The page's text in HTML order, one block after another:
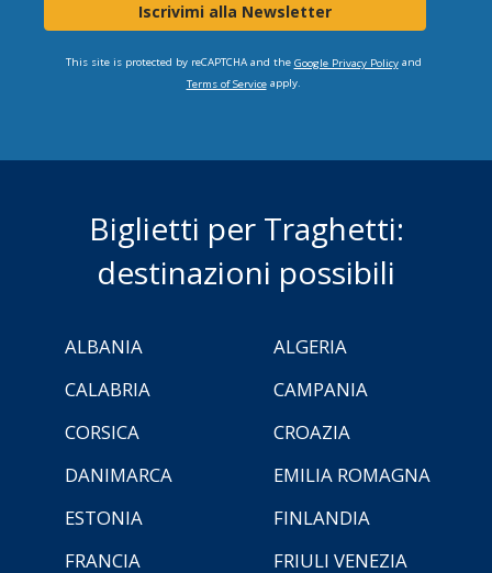
Iscrivimi alla Newsletter
This site is protected by reCAPTCHA and the Google Privacy Policyand
Terms of Serviceapply.
Biglietti per Traghetti:
destinazioni possibili
ALBANIA
ALGERIA
CALABRIA
CAMPANIA
CORSICA
CROAZIA
DANIMARCA
EMILIA ROMAGNA
ESTONIA
FINLANDIA
FRANCIA
FRIULI VENEZIA